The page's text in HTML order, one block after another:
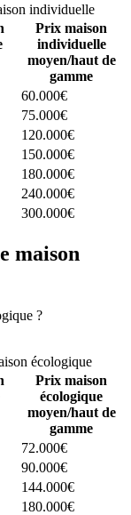
individuelle
Prix maison
individuelle
moyen/haut de
gamme
60.000€
75.000€
120.000€
150.000€
180.000€
240.000€
300.000€
maison
?
écologique
Prix maison
écologique
moyen/haut de
gamme
72.000€
90.000€
144.000€
180.000€